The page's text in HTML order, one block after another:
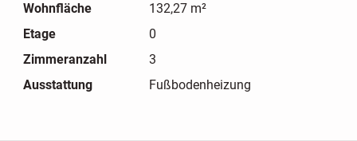
Wohnfläche
132,27 m²
Etage
0
Zimmeranzahl
3
Ausstattung
Fußbodenheizung